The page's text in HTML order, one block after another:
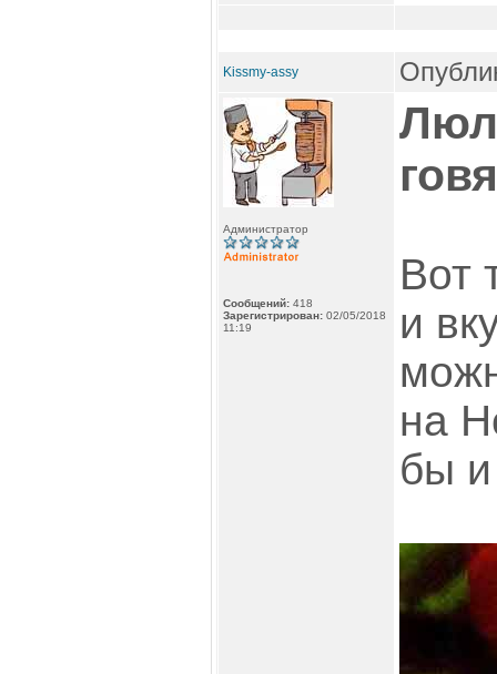
Kissmy-assy
Администратор
Сообщений: 418
Зарегистрирован: 02/05/2018
11:19
Вот
и
на
бы